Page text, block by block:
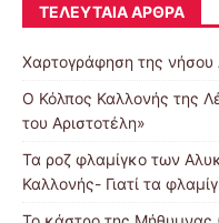
ΤΕΛΕΥΤΑΊΑ ΆΡΘΡΑ
Χαρτογράφηση της νήσου
Ο Κόλπος Καλλονής της
του Αριστοτέλη»
Τα ροζ φλαμίγκο των
Καλλονής- Γιατί τα